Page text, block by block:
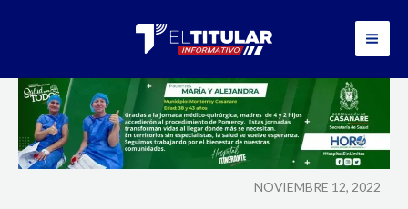
NOVIEMBRE 12, 2022